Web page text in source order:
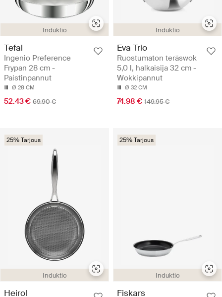
Induktio
Tefal
Ingenio Preference
Frypan 28 cm -
Paistinpannut
Ø 28 CM
52.43 € 69.90 €
Induktio
Eva Trio
Ruostumaton teräswok
5,0 l, halkaisija 32 cm -
Wokkipannut
Ø 32 CM
74.98 € 149.95 €
Induktio
25% Tarjous
Heirol
Induktio
25% Tarjous
Fiskars